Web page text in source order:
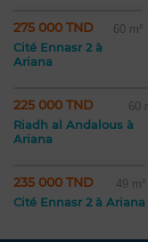
275 000 TND 60 m²
Cité Ennasr 2 à
Ariana
225 000 TND 60
Riadh al Andalous à
Ariana
235 000 TND 49 m²
Cité Ennasr 2 à Ariana